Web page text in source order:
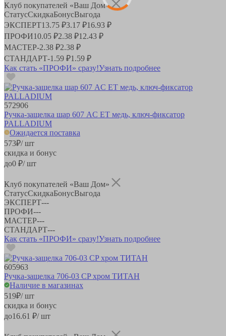
Клуб покупателей «Ваш Дом»
СтатусСкидкаБонусВыгода
ЭКСПЕРТ13.75 ₽3.17 ₽16.93 ₽
ПРОФИ10.05 ₽2.38 ₽12.43 ₽
МАСТЕР-2.38 ₽2.38 ₽
СТАНДАРТ-1.59 ₽1.59 ₽
Как стать «ПРОФИ» сразу!Узнать подробнее
572906
Ручка-защелка шар 607 AC ET медь, ключ-фиксатор
PALLADIUM
Ожидается поставка
573₽/ шт
скидка и бонус
до0 ₽/ шт
Клуб покупателей «Ваш Дом»
СтатусСкидкаБонусВыгода
ЭКСПЕРТ---
ПРОФИ---
МАСТЕР---
СТАНДАРТ---
Как стать «ПРОФИ» сразу!Узнать подробнее
605963
Ручка-защелка 706-03 CP хром ТИТАН
Наличие в магазинах
519₽/ шт
скидка и бонус
до16.61 ₽/ шт